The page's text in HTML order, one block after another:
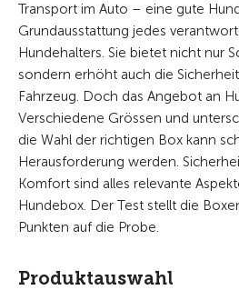
Transport im Auto – eine gute
Grundausstattung jedes
Hundehalters. Sie bietet nicht nur
sondern erhöht auch die
Fahrzeug. Doch das Angebot an
Verschiedene Grössen und
die Wahl der richtigen Box kann
Herausforderung werden.
Komfort sind alles relevante
Hundebox. Der Test stellt die
Punkten auf die Probe.
Produktauswahl